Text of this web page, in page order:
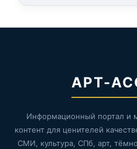
АРТ-
Информационный портал и
контент для ценителей
СМИ, культура, СПб, арт,